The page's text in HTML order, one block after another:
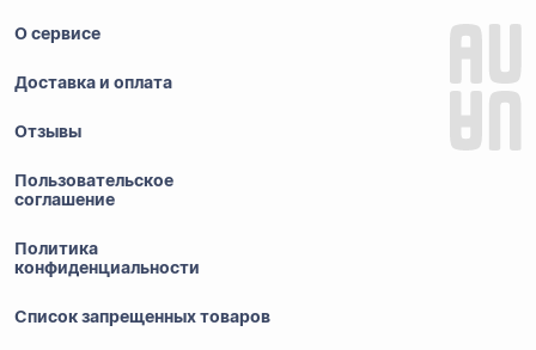
О сервисе
Доставка и оплата
Отзывы
Пользовательское
соглашение
Политика
конфиденциальности
Список запрещенных товаров